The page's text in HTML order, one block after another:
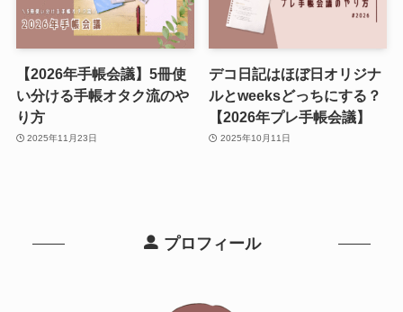
【2026年手帳会議】5冊使
い分ける手帳オタク流のや
り方
2025年11月23日
デコ日記はほぼ日オリジナ
ルとweeksどっちにする？
【2026年プレ手帳会議】
2025年10月11日
プロフィール